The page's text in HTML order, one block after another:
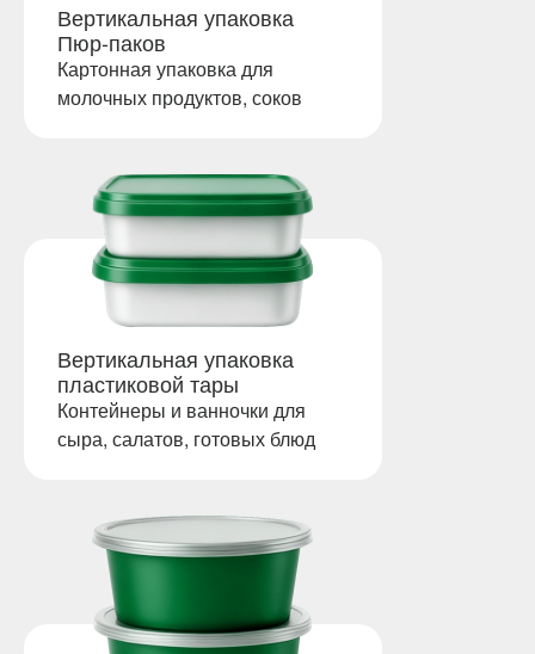
Вертикальная упаковка
пластиковой тары
Контейнеры и ванночки для
сыра, салатов, готовых блюд
Вертикальная упаковка
Пюр-паков
Картонная упаковка для
молочных продуктов, соков